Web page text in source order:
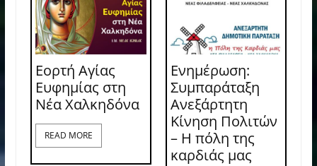
Εορτή Αγίας
Ευφημίας στη
Νέα Χαλκηδόνα
READ MORE
Ενημέρωση:
Συμπαράταξη
Ανεξάρτητη
Κίνηση Πολιτών
– Η πόλη της
καρδιάς μας